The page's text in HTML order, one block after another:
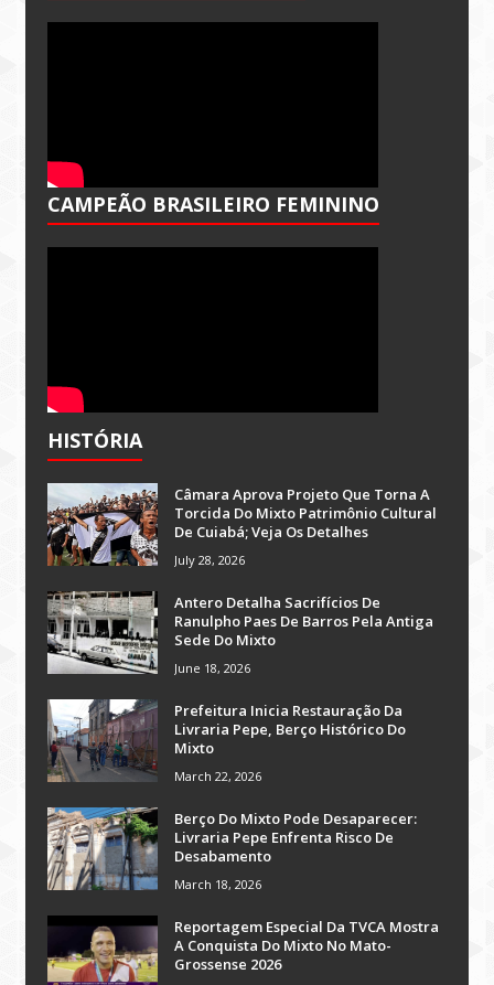
CAMPEÃO BRASILEIRO FEMININO
HISTÓRIA
Câmara Aprova Projeto Que Torna A
Torcida Do Mixto Patrimônio Cultural
De Cuiabá; Veja Os Detalhes
July 28, 2026
Antero Detalha Sacrifícios De
Ranulpho Paes De Barros Pela Antiga
Sede Do Mixto
June 18, 2026
Prefeitura Inicia Restauração Da
Livraria Pepe, Berço Histórico Do
Mixto
March 22, 2026
Berço Do Mixto Pode Desaparecer:
Livraria Pepe Enfrenta Risco De
Desabamento
March 18, 2026
Reportagem Especial Da TVCA Mostra
A Conquista Do Mixto No Mato-
Grossense 2026